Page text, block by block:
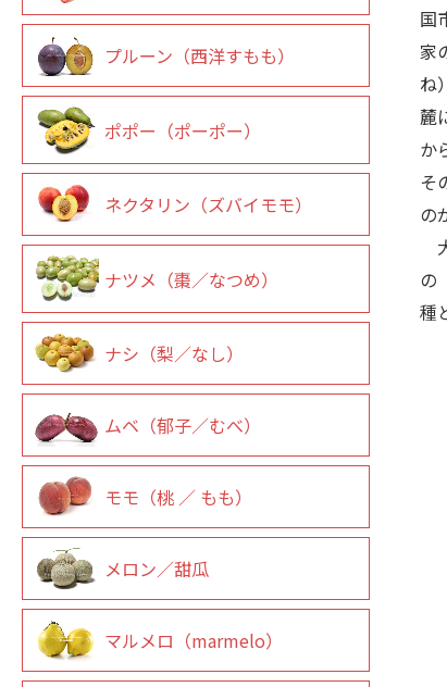
国
家
ね
麓
か
そ
の
の
種
プルーン（西洋すもも）
ポポー（ポーポー）
ネクタリン（ズバイモモ）
ナツメ（棗／なつめ）
ナシ（梨／なし）
ムベ（郁子／むべ）
モモ（桃 ／ もも）
メロン／甜瓜
マルメロ（marmelo）